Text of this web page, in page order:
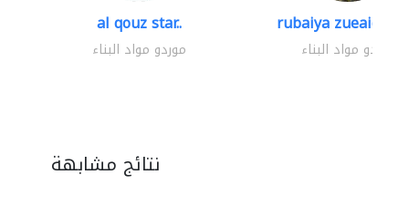
al qouz star..
موردو مواد البناء
rubaiya zueaid
موردو مواد البناء
نتائج مشابهة